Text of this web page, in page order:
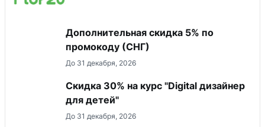
Дополнительная скидка 5% по
промокоду (СНГ)
До 31 декабря, 2026
Скидка 30% на курс "Digital дизайнер
для детей"
До 31 декабря, 2026